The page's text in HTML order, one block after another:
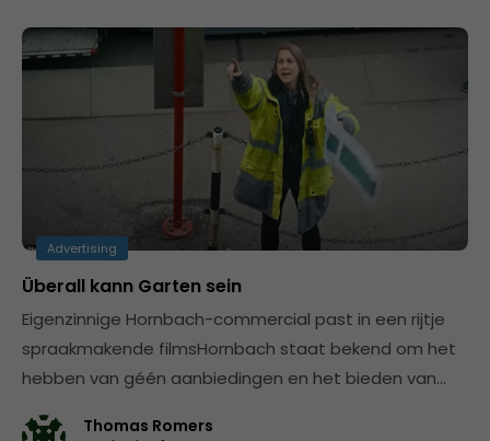
Advertising
Überall kann Garten sein
Eigenzinnige Hornbach-commercial past in een rijtje
spraakmakende filmsHornbach staat bekend om het
hebben van géén aanbiedingen en het bieden van…
Thomas Romers